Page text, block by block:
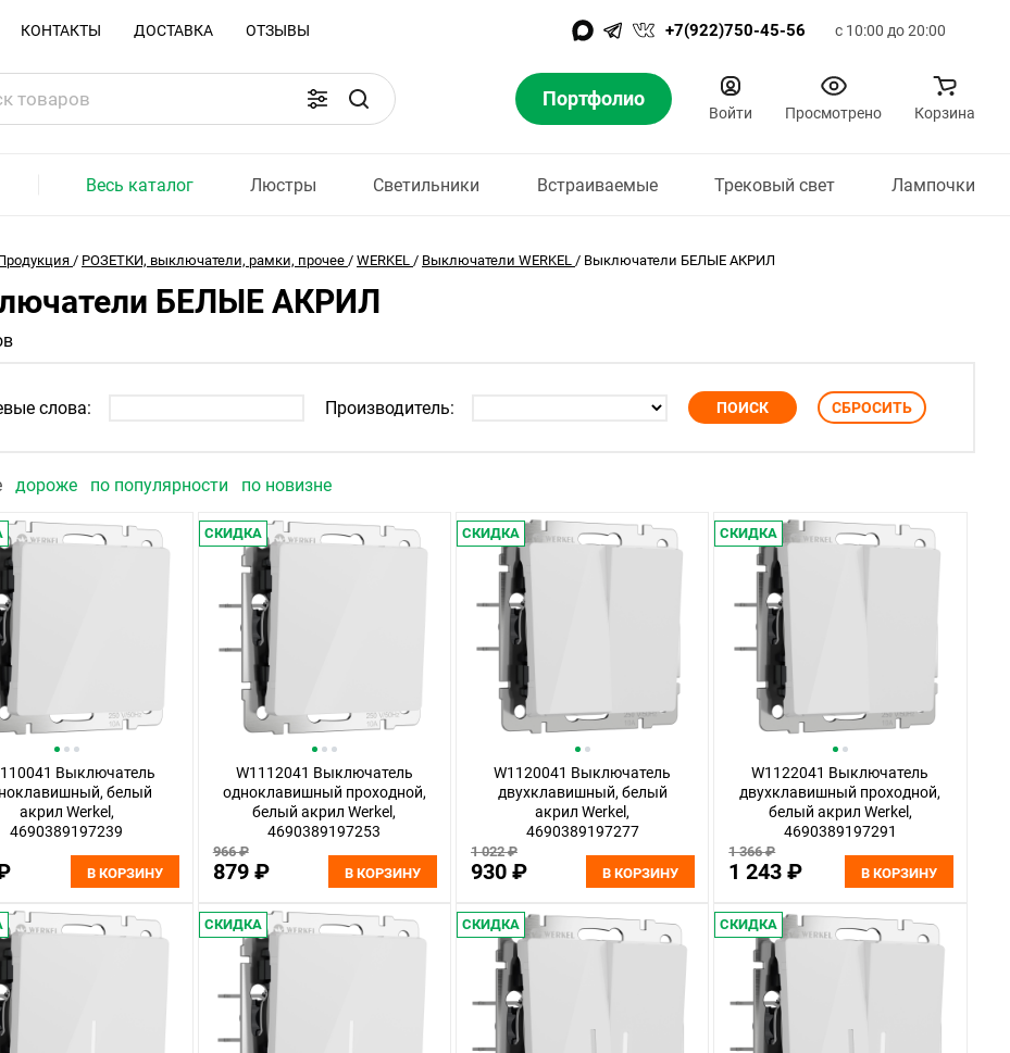
КОНТАКТЫ ДОСТАВКА ОТЗЫВЫ +7(922)750-45-56 с 10:00 до 20:00
Портфолио
Войти Просмотрено Корзина
Весь каталог Люстры Светильники Встраиваемые Трековый свет Лампочки
/ РОЗЕТКИ, выключатели, рамки, прочее / WERKEL / Выключатели WERKEL / Выключатели БЕЛЫЕ АКРИЛ
БЕЛЫЕ АКРИЛ
слова: Производитель:
дороже по популярности по новизне
Выключатель
белый
акрил Werkel,
4690389197239
В КОРЗИНУ
СКИДКА
W1112041 Выключатель
одноклавишный проходной,
белый акрил Werkel,
4690389197253
966 ₽
879 ₽ В КОРЗИНУ
СКИДКА
W1120041 Выключатель
двухклавишный, белый
акрил Werkel,
4690389197277
1 022 ₽
930 ₽ В КОРЗИНУ
СКИДКА
W1122041 Выключатель
двухклавишный проходной,
белый акрил Werkel,
4690389197291
1 366 ₽
1 243 ₽ В КОРЗИНУ
СКИДКА СКИДКА СКИДКА